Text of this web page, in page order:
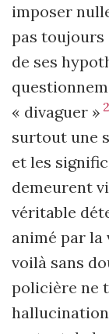
imposer
pas toujours
de ses
« divaguer »
surtout une
et les
demeurent
véritable
animé par
voilà sans
policière ne